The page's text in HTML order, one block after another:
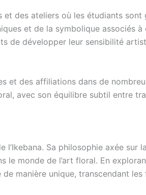
des ateliers où les étudiants
et de la symbolique associés à
de développer leur sensibilité
et des affiliations dans de
avec son équilibre subtil entre
l’Ikebana. Sa philosophie axée
monde de l’art floral. En
manière unique, transcendant